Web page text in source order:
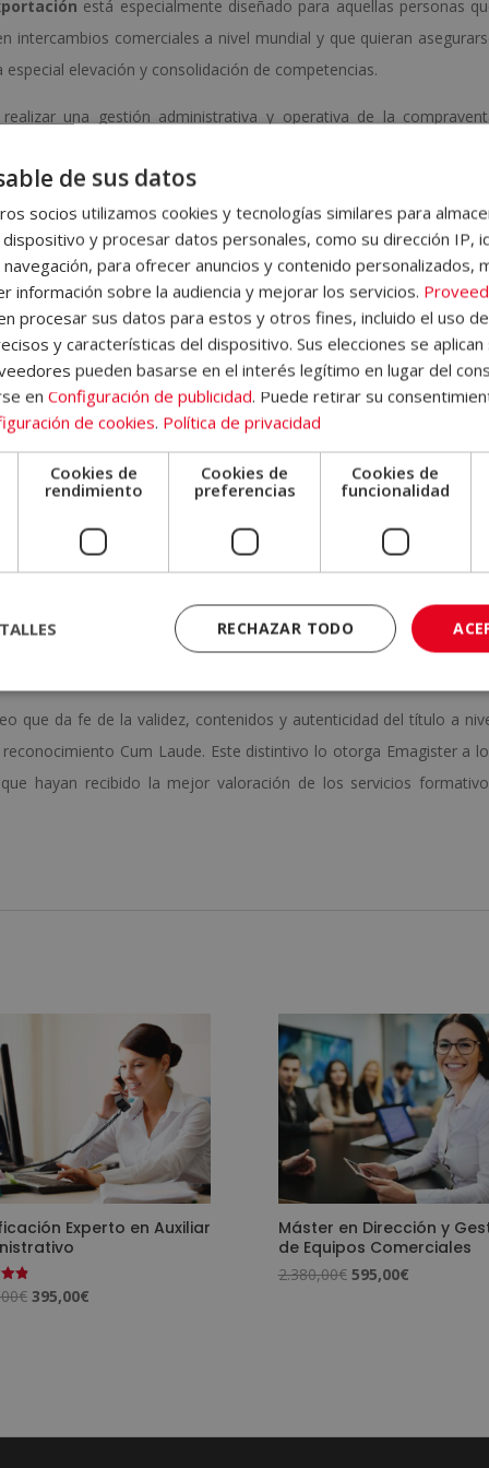
está especialmente diseñado para aquellas personas
intercambios comerciales a nivel mundial y que quieran
elevación y consolidación de competencias.
una gestión administrativa y operativa de la
político y jurídico del comercio internacional, y además, se
de ofertas en comercio internacional y condiciones de la
esta formación, el alumno conocerá el funcionamiento del
cuanto a normativa y clasificación arancelaria de las
los documentos y los impuestos.
encontrará información sobre la metodología de aprendizaje,
Campus Virtual, qué hacer una vez el alumno haya finalizado
el alumno dispondrá de un servicio de clases en directo.
online.
enviar al correo electrónico del alumno las claves de acceso a
los materiales de estudio y de evaluación.
pruebas de evaluación, el alumno recibirá un diploma que certifica
que da fe de la validez, contenidos y autenticidad del título a
Cum Laude. Este distintivo lo otorga Emagister a
hayan recibido la mejor valoración de los servicios
Experto en Auxiliar
€ El
395,00€El
Máster en Dirección y
de Equipos Comerciales
2.380,00€ El
595,00€El
de sus datos
socios utilizamos cookies y tecnologías similares para
dispositivo y procesar datos personales, como su dirección IP,
para ofrecer anuncios y contenido personalizados,
información sobre la audiencia y mejorar los servicios.
procesar sus datos para estos y otros fines, incluido el uso
y características del dispositivo. Sus elecciones se
pueden basarse en el interés legítimo en lugar del
en Configuración de publicidad. Puede retirar su
de cookies. Política de privacidad
Cookies de
rendimiento
Cookies de
preferencias
Cookies de
funcionalidad
RECHAZAR TODO